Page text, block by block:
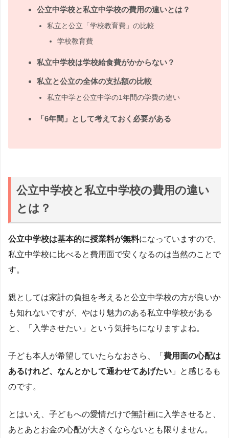
公立中学校と私立中学校の費用の違いとは？
私立と公立「学校教育費」の比較
学校教育費
私立中学校は学校給食費がかからない？
私立と公立の全体の支払額の比較
私立中学と公立中学の1年間の学費の違い
「6年間」として考えておく必要がある
公立中学校と私立中学校の費用の違い
とは？
公立中学校は基本的に授業料が無料になっていますので、
私立中学校に比べると費用面で安くなるのは当然のことで
す。
親としては家計の負担を考えると公立中学校の方が良いか
も知れないですが、やはり魅力のある私立中学校がある
と、「入学させたい」という気持ちになりますよね。
子ども本人が希望していたらなおさら、「 費用面の心配は
あるけれど、なんとかして通わせてあげたい 」と感じるも
のです。
とはいえ、子どもへの愛情だけで無計画に入学させると、
あとあとお金の心配が大きくならないとも限りません。